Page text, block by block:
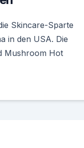
Skincare-Sparte
in den USA. Die
Mushroom Hot